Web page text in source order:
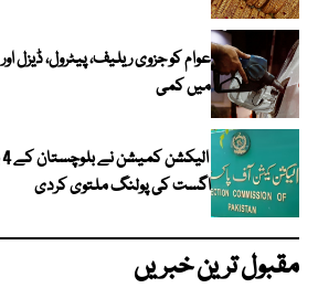
عوام کو جزوی ریلیف، پیٹرول، ڈیزل
میں کمی
اگست کی پولنگ ملتوی کردی
مقبول ترین خبریں